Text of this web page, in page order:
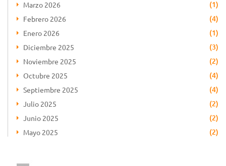
Marzo 2026 (1)
Febrero 2026 (4)
Enero 2026 (1)
Diciembre 2025 (3)
Noviembre 2025 (2)
Octubre 2025 (4)
Septiembre 2025 (4)
Julio 2025 (2)
Junio 2025 (2)
Mayo 2025 (2)